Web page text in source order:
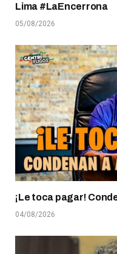
Lima #LaEncerrona
05/08/2026
¡Le toca pagar!
04/08/2026